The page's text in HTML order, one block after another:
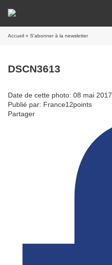
Accueil » S'abonner à la newsletter
DSCN3613
Date de cette photo: 08 mai 2017
Publié par: France12points
Partager